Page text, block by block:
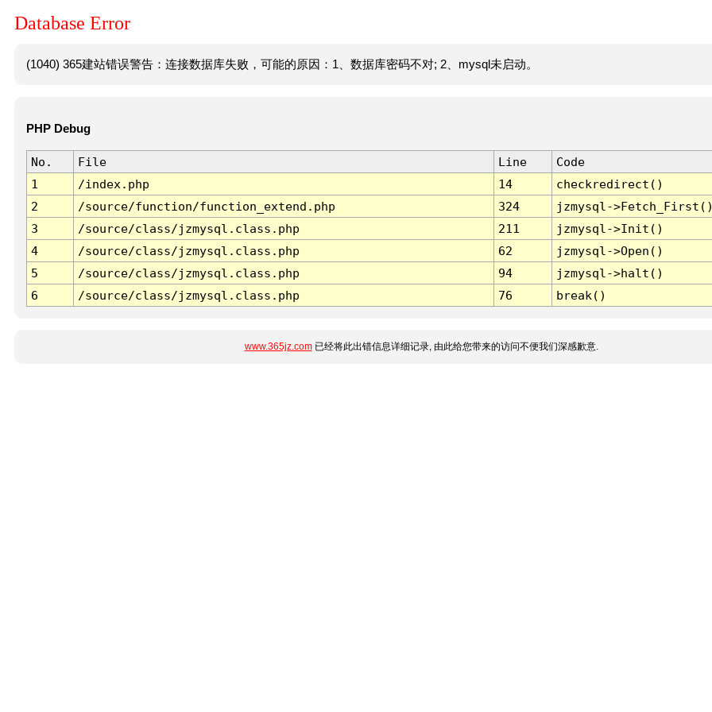
Database Error
(1040) 365建站错误警告：连接数据库失败，可能的原因：1、数据库密码不对; 2、mysql未启动。
PHP Debug
No. File Line
Code
1
/index.php 14
checkredirect()
2
/source/function/function_extend.php 324
jzmysql-
3
/source/class/jzmysql.class.php 211
jzmysql->Init()
4
/source/class/jzmysql.class.php 62
jzmysql->Open()
5
/source/class/jzmysql.class.php 94
jzmysql->halt()
6
/source/class/jzmysql.class.php 76 break()
www.365jz.com已经将此出错信息详细记录, 由此给您带来的访问不便我们深感歉意.